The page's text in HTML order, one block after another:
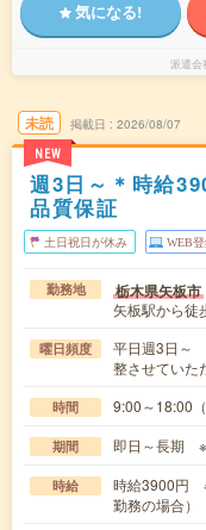
気になる!
派遣会
未読
NEW
掲載日 2026/08/07
週3日～＊時給
品質保証
土日祝日が休み WEB
勤務地 栃木県矢板市
矢板駅から徒
曜日頻度
平日週3日～
整させていた
時間 9:00～18:00
期間 即日～長期
時給
時給3900円
勤務の場合）